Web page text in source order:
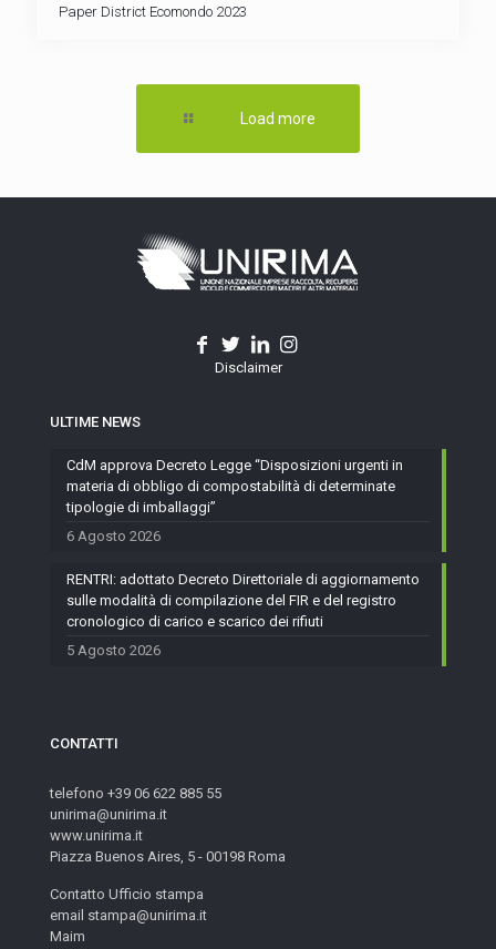
Paper District Ecomondo 2023
Load more
Disclaimer
ULTIME NEWS
CdM approva Decreto Legge “Disposizioni urgenti in
materia di obbligo di compostabilità di determinate
tipologie di imballaggi”
6 Agosto 2026
RENTRI: adottato Decreto Direttoriale di aggiornamento
sulle modalità di compilazione del FIR e del registro
cronologico di carico e scarico dei rifiuti
5 Agosto 2026
CONTATTI
telefono +39 06 622 885 55
unirima@unirima.it
www.unirima.it
Piazza Buenos Aires, 5 - 00198 Roma
Contatto Ufficio stampa
email stampa@unirima.it
Maim